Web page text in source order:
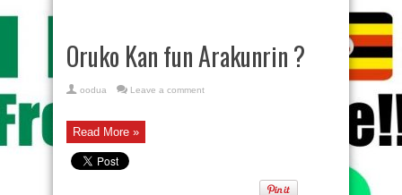
Oruko Kan fun Arakunrin ?
oodua Leave a comment
Read More »